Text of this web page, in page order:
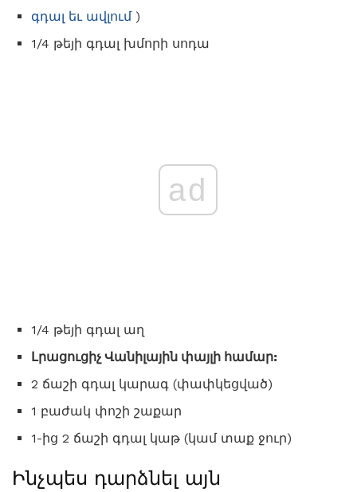
գդալ եւ ավլում)
1/4 թեյի գդալ խմորի սոդա
ad
1/4 թեյի գդալ աղ
Լրացուցիչ Վանիլային փայլի համար:
2 ճաշի գդալ կարագ (փափկեցված)
1 բաժակ փոշի շաքար
1-ից 2 ճաշի գդալ կաթ (կամ տաք ջուր)
Ինչպես դարձնել այն